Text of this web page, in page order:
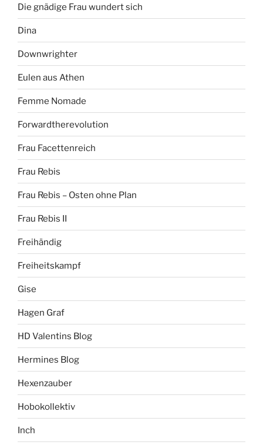
Die gnädige Frau wundert sich
Dina
Downwrighter
Eulen aus Athen
Femme Nomade
Forwardtherevolution
Frau Facettenreich
Frau Rebis
Frau Rebis – Osten ohne Plan
Frau Rebis II
Freihändig
Freiheitskampf
Gise
Hagen Graf
HD Valentins Blog
Hermines Blog
Hexenzauber
Hobokollektiv
Inch